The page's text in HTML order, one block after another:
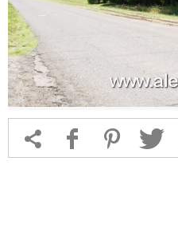
 f 1 T